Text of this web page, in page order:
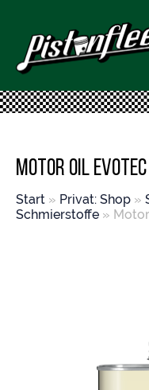
Motor Oil Evotec
Start » Privat: Shop »
Schmierstoffe »